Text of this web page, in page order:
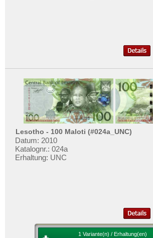
Lesotho - 100 Maloti (#024a_UNC)
Datum: 2010
Katalognr.: 024a
Erhaltung: UNC
1 Variante(n) / Erhaltung(en)